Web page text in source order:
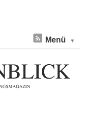
Menü